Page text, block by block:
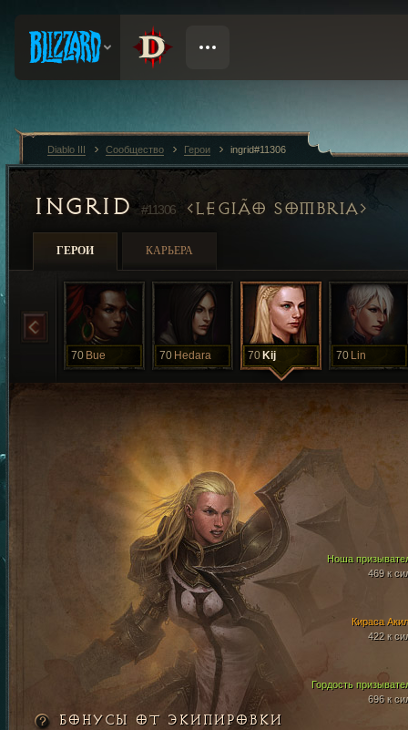
INGRID#11306 LEGIÃO SOMBRIA
ГЕРОИ КАРЬЕРА
70 Bue 70 Hedara 70 Kij 70 Lin
Кираса
422 к
Гордость
696 к
Ноша
469 к
БОНУСЫ ОТ ЭКИПИРОВКИ
Diablo III Сообщество Герои ingrid#11306